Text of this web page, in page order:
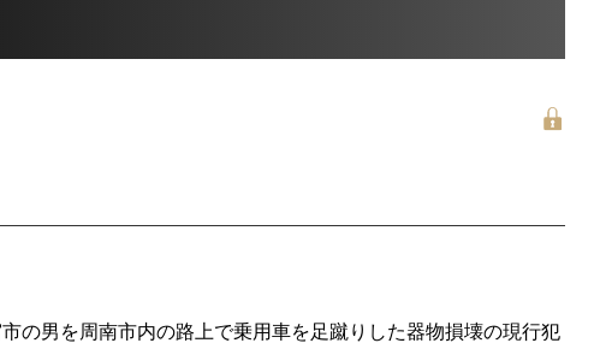
の男を周南市内の路上で乗用車を足蹴りした器物損壊の現行犯